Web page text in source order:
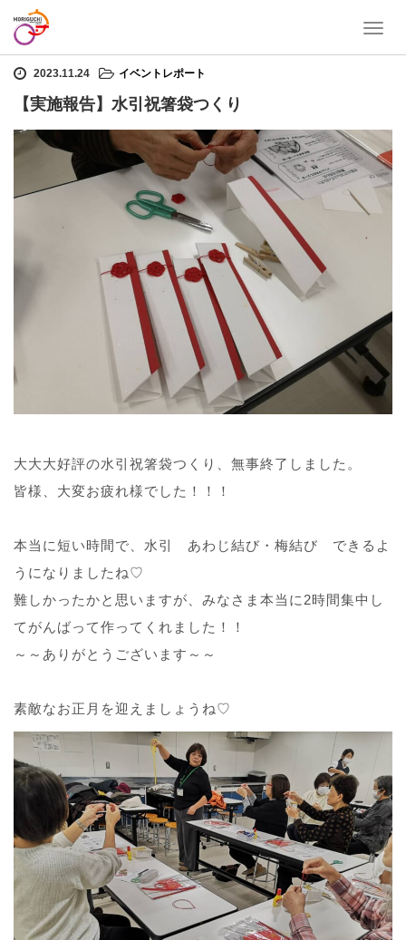
T
a
v
n
ホーム
2023.11.24 イベントレポート
【実施報告】水引祝箸袋つくり
大大大好評の水引祝箸袋つくり、無事終了しました。
皆様、大変お疲れ様でした！！！
本当に短い時間で、水引 あわじ結び・梅結び できるよ
うになりましたね♡
難しかったかと思いますが、みなさま本当に2時間集中し
てがんばって作ってくれました！！
～～ありがとうございます～～
素敵なお正月を迎えましょうね♡